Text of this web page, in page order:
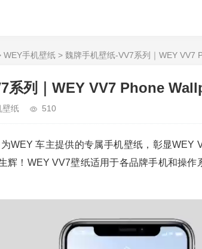
WEY手机壁纸 > 魏牌手机壁纸-VV7系列｜WEY VV7
系列｜WEY VV7 Phone
壁纸 510
WEY 车主提供的专属手机壁纸，彰显WEY
辉！WEY VV7壁纸适用于各品牌手机和操